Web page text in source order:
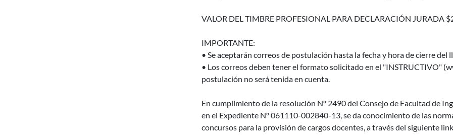
VALOR DEL TIMBRE PROFESIONAL PARA DECLARACIÓN JURADA
IMPORTANTE:
• Se aceptarán correos de postulación hasta la fecha y hora de cierre del
• Los correos deben tener el formato solicitado en el "INSTRUCTIVO"
postulación no será tenida en cuenta.
En cumplimiento de la resolución Nº 2490 del Consejo de Facultad de
en el Expediente Nº 061110-002840-13, se da conocimiento de las
concursos para la provisión de cargos docentes, a través del siguiente